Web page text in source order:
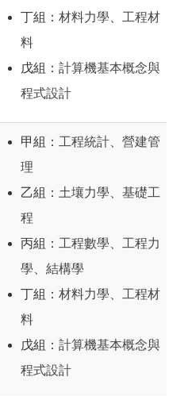
丁組： 材料力學
工程材
料
戊組： 計算機基本概念與
程式設計
甲組： 工程統計
營建管
理
乙組： 土壤力學
基礎工
程
丙組： 工程數學
工程力
學
結構學
丁組： 材料力學
工程材
料
戊組： 計算機基本概念與
程式設計